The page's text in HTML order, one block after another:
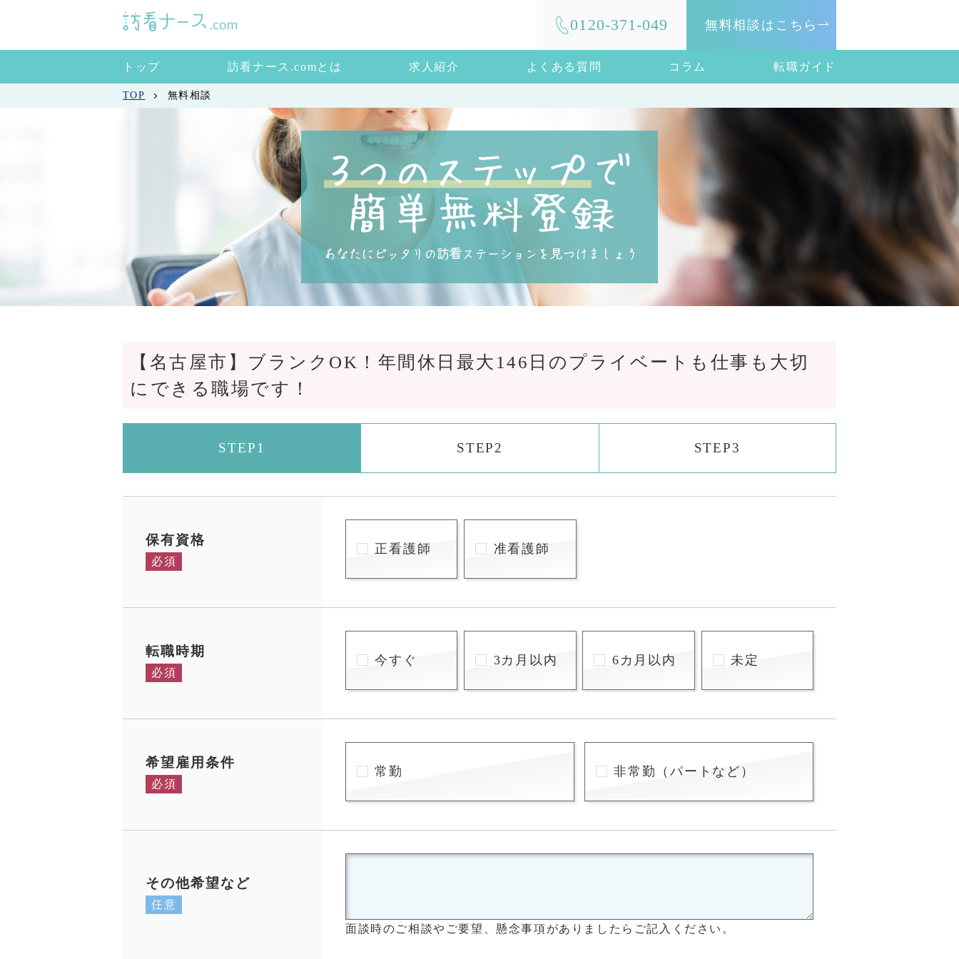
0120-371-049 無料相談はこちら
トップ 訪看ナース.comとは 求人紹介 よくある質問 コラム 転職ガイド
TOP 無料相談
【名古屋市】ブランクOK！年間休日最大146日のプライベートも仕事も大切
にできる職場です！
STEP1 STEP2 STEP3
保有資格
必須
正看護師 准看護師
転職時期
必須
今すぐ 3カ月以内 6カ月以内 未定
希望雇用条件
必須
常勤 非常勤（パートなど）
その他希望など
任意
面談時のご相談やご要望、懸念事項がありましたらご記入ください。